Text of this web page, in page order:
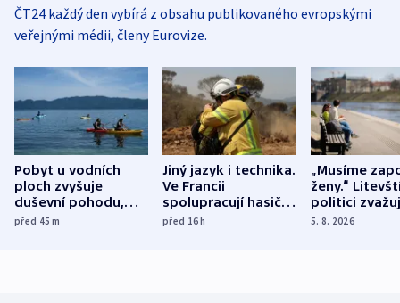
ČT24 každý den vybírá z obsahu publikovaného evropskými
veřejnými médii, členy Eurovize.
Pobyt u vodních
ploch zvyšuje
duševní pohodu,
ukázala
před 45m
Jiný jazyk i technika.
Ve Francii
spolupracují hasiči z
různých zemí
před 16h
„Musíme
ženy.“
politici
dohodu o
5. 8. 2026